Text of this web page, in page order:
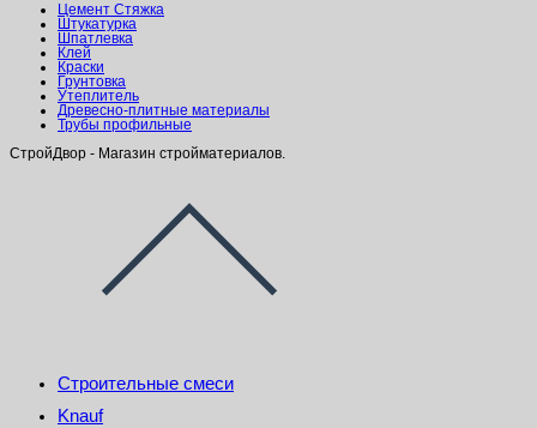
Цемент Стяжка
Штукатурка
Шпатлевка
Клей
Краски
Грунтовка
Утеплитель
Древесно-плитные материалы
Трубы профильные
СтройДвор - Магазин стройматериалов.
Строительные смеси
Knauf